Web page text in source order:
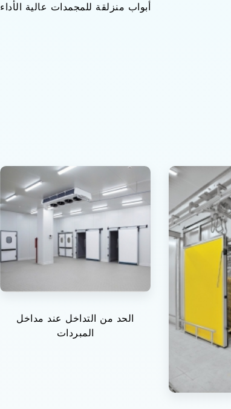
أبواب منزلقة للمجمدات عالية الأداء
الحد من التداخل عند مداخل
المبردات